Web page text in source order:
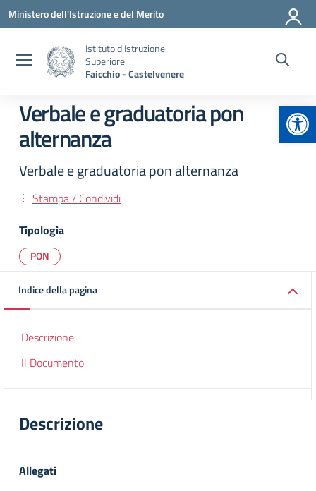
Vai ai contenuti
Vai al menu di navigazione
Vai al footer
Ministero dell'Istruzione e del Merito
Istituto d'Istruzione
Superiore
Faicchio - Castelvenere
Verbale e graduatoria pon
alternanza
Verbale e graduatoria pon alternanza
Stampa / Condividi
Tipologia
PON
Indice della pagina
Descrizione
Il Documento
Descrizione
Allegati